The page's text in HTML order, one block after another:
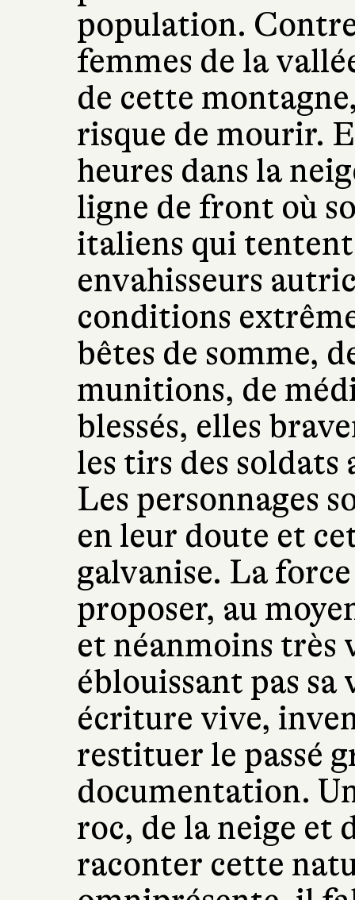
population.
femmes de la
de cette
risque de mourir.
heures dans la
ligne de front où
italiens qui tentent
envahisseurs
conditions
bêtes de somme,
munitions, de
blessés, elles
les tirs des soldats
Les personnages
en leur doute et
galvanise. La
proposer, au
et néanmoins très
éblouissant pas
écriture vive,
restituer le passé
documentation.
roc, de la neige et
raconter cette